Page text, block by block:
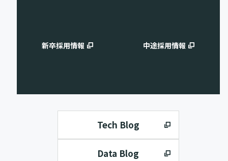
新卒採用情報 中途採用情報
Tech Blog
Data Blog